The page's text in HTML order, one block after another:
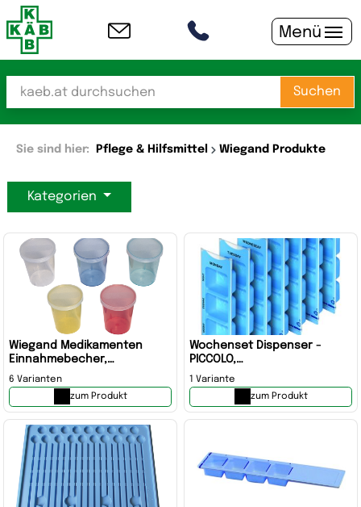
Menü
Suchen
Sie sind hier: Pflege & Hilfsmittel Wiegand Produkte
Kategorien
Wiegand Medikamenten
Einnahmebecher,
Medikamentenbecher,
Tropfenbecher,
Dosierbecher, Plastikbecher
6 Varianten
zum Produkt
Wochenset Dispenser -
PICCOLO,
Medikamententeiler,
Wochendispenser,
Medikamente
1 Variante
zum Produkt